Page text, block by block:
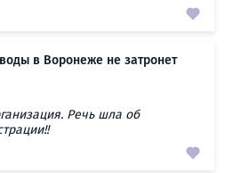
в Воронеже не затронет
Речь шла об